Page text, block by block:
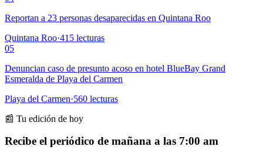
Reportan a 23 personas desaparecidas en Quintana Roo
Quintana Roo·415 lecturas
05
Denuncian caso de presunto acoso en hotel BlueBay Grand
Esmeralda de Playa del Carmen
Playa del Carmen·560 lecturas
📰 Tu edición de hoy
Recibe el periódico de mañana a las 7:00 am